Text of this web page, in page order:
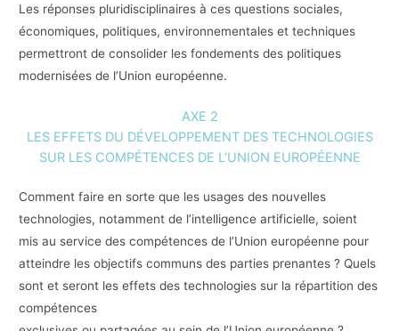
Les réponses pluridisciplinaires à ces questions sociales,
économiques, politiques, environnementales et techniques
permettront de consolider les fondements des politiques
modernisées de l’Union européenne.
AXE 2
LES EFFETS DU DÉVELOPPEMENT DES TECHNOLOGIES
SUR LES COMPÉTENCES DE L’UNION EUROPÉENNE
Comment faire en sorte que les usages des nouvelles
technologies, notamment de l’intelligence artificielle, soient
mis au service des compétences de l’Union européenne pour
atteindre les objectifs communs des parties prenantes ? Quels
sont et seront les effets des technologies sur la répartition des
compétences